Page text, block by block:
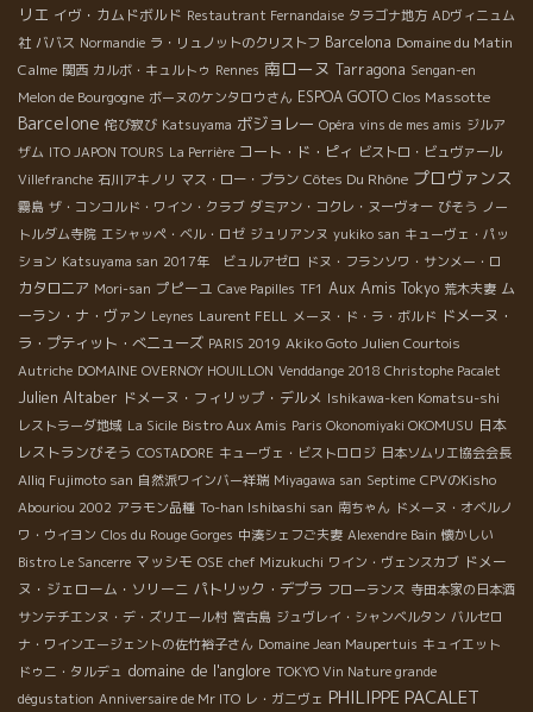
リエ イヴ・カムドボルド Restautrant Fernandaise タラゴナ地方 ADヴィニュム
社 ババス Normandie ラ・リュノットのクリストフ Barcelona Domaine du Matin
Calme 関西 カルボ・キュルトゥ Rennes 南ローヌ Tarragona Sengan-en
Melon de Bourgogne ボーヌのケンタロウさん ESPOA GOTO Clos Massotte
Barcelone 侘び寂び Katsuyama ボジョレー Opéra vins de mes amis ジルア
ザム ITO JAPON TOURS La Perrière コート・ド・ピィ ビストロ・ビュヴァール
Villefranche 石川アキノリ マス・ロー・ブラン Côtes Du Rhône プロヴァンス
霧島 ザ・コンコルド・ワイン・クラブ ダミアン・コクレ・ヌーヴォー びそう ノー
トルダム寺院 エシャッペ・ベル・ロゼ ジュリアンヌ yukiko san キューヴェ・パッ
ション Katsuyama san 2017年 ビュルアゼロ ドヌ・フランソワ・サンメー・ロ
カタロニア Mori-san プピーユ Cave Papilles TF1 Aux Amis Tokyo 荒木夫妻 ム
ーラン・ナ・ヴァン Leynes Laurent FELL メーヌ・ド・ラ・ボルド ドメーヌ・
ラ・プティット・べニューズ PARIS 2019 Akiko Goto Julien Courtois
Autriche DOMAINE OVERNOY HOUILLON Venddange 2018 Christophe Pacalet
Julien Altaber ドメーヌ・フィリップ・デルメ Ishikawa-ken Komatsu-shi
レストラーダ地域 La Sicile Bistro Aux Amis Paris Okonomiyaki OKOMUSU 日本
レストランびそう COSTADORE キューヴェ・ビストロロジ 日本ソムリエ協会会長
Alliq Fujimoto san 自然派ワインバー祥瑞 Miyagawa san Septime CPVのKisho
Abouriou 2002 アラモン品種 To-han Ishibashi san 南ちゃん ドメーヌ・オベルノ
ワ・ウイヨン Clos du Rouge Gorges 中湊シェフご夫妻 Alexendre Bain 懐かしい
Bistro Le Sancerre マッシモ OSE chef Mizukuchi ワイン・ヴェンスカブ ドメー
ヌ・ジェローム・ソリーニ パトリック・デプラ フローランス 寺田本家の日本酒
サンテチエンヌ・デ・ズリエール村 宮古島 ジュヴレイ・シャンベルタン バルセロ
ナ・ワインエージェントの佐竹裕子さん Domaine Jean Maupertuis キュイエット
ドゥニ・タルデュ domaine de l'anglore TOKYO Vin Nature grande
dégustation Anniversaire de Mr ITO レ・ガニヴェ PHILIPPE PACALET